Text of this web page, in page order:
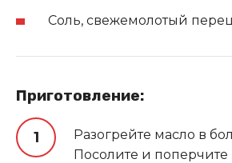
Соль, свежемолотый
Приготовление:
Разогрейте масло в
Посолите и